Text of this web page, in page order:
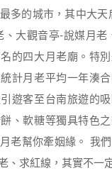
多的城市，其中大天
大觀音亭-說媒月老
的四大月老廟。特
計月老平均一年湊
遊客至台南旅遊的
、軟糖等獨具特色之
老幫你牽姻緣。 我
、求紅線，其實不一